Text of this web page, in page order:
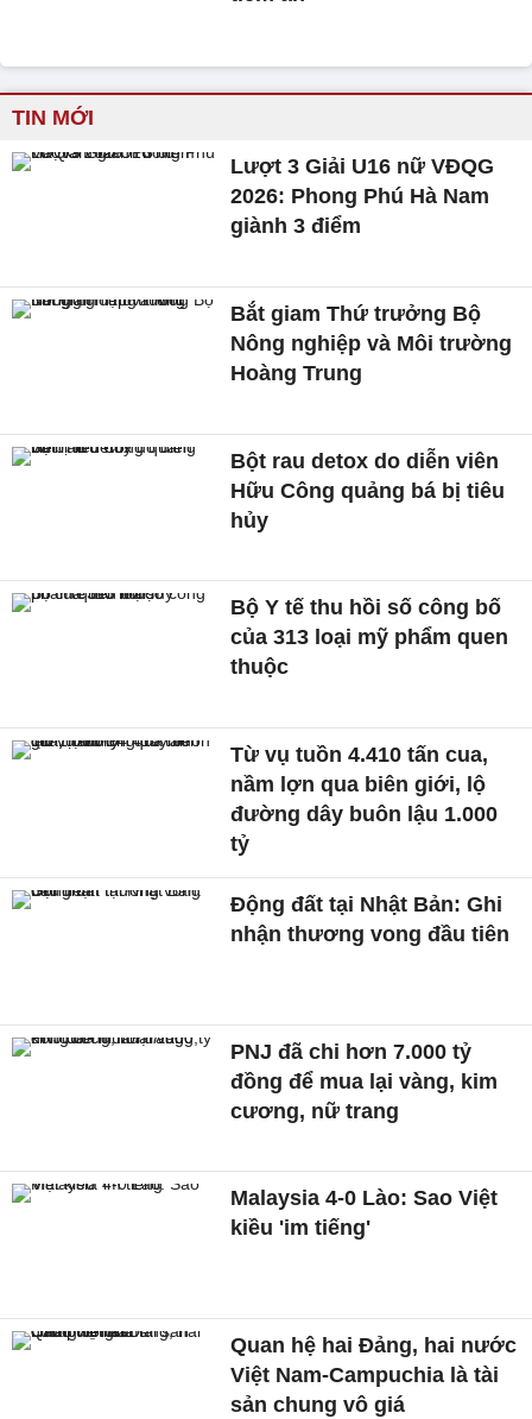
TIN MỚI
Lượt 3 Giải U16 nữ VĐQG
2026: Phong Phú Hà Nam
giành 3 điểm
Bắt giam Thứ trưởng Bộ
Nông nghiệp và Môi trường
Hoàng Trung
Bột rau detox do diễn viên
Hữu Công quảng bá bị tiêu
hủy
Bộ Y tế thu hồi số công bố
của 313 loại mỹ phẩm quen
thuộc
Từ vụ tuồn 4.410 tấn cua,
nầm lợn qua biên giới, lộ
đường dây buôn lậu 1.000
tỷ
Động đất tại Nhật Bản: Ghi
nhận thương vong đầu tiên
PNJ đã chi hơn 7.000 tỷ
đồng để mua lại vàng, kim
cương, nữ trang
Malaysia 4-0 Lào: Sao Việt
kiều 'im tiếng'
Quan hệ hai Đảng, hai nước
Việt Nam-Campuchia là tài
sản chung vô giá ​